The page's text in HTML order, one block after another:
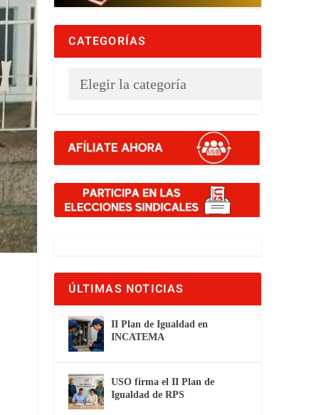
CATEGORÍAS
ÚLTIMAS NOTICIAS
II Plan de Igualdad en
INCATEMA
USO firma el II Plan de
Igualdad de RPS